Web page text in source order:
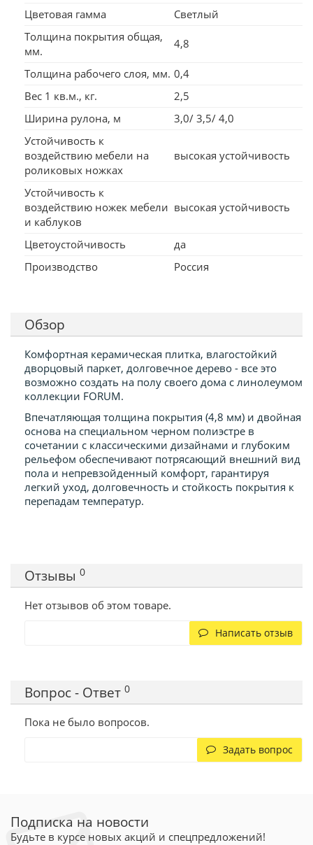
Цветовая гамма
Светлый
Толщина покрытия общая,
мм.
4,8
Толщина рабочего слоя, мм. 0,4
Вес 1 кв.м., кг.
2,5
Ширина рулона, м
3,0/ 3,5/ 4,0
Устойчивость к
воздействию мебели на
роликовых ножках
высокая устойчивость
Устойчивость к
воздействию ножек мебели
и каблуков
высокая устойчивость
Цветоустойчивость
да
Производство
Россия
Обзор
Комфортная керамическая плитка, влагостойкий
дворцовый паркет, долговечное дерево - все это
возможно создать на полу своего дома с линолеумом
коллекции FORUM.
Впечатляющая толщина покрытия (4,8 мм) и двойная
основа на специальном черном полиэстре в
сочетании с классическими дизайнами и глубоким
рельефом обеспечивают потрясающий внешний вид
пола и непревзойденный комфорт, гарантируя
легкий уход, долговечность и стойкость покрытия к
перепадам температур.
Отзывы 0
Нет отзывов об этом товаре.
Написать отзыв
Вопрос - Ответ 0
Пока не было вопросов.
Задать вопрос
Подписка на новости
Будьте в курсе новых акций и спецпредложений!